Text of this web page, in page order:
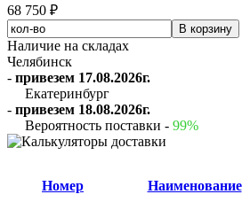
68 750 ₽
Наличие на складах
Челябинск
- привезем 17.08.2026г.
Екатеринбург
- привезем 18.08.2026г.
Вероятность поставки - 99%
Номер
Наименование